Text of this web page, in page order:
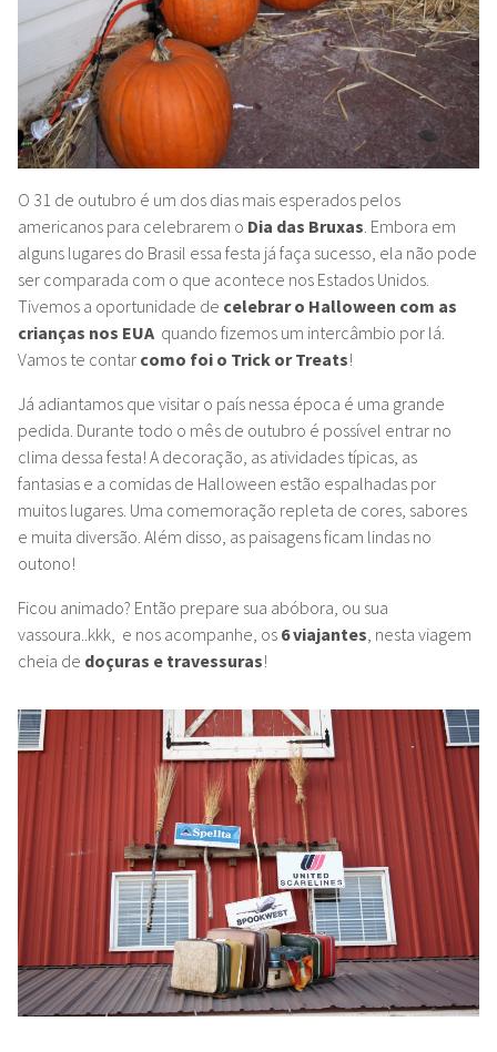
O 31 de outubro é um dos dias mais esperados pelos
americanos para celebrarem o Dia das Bruxas . Embora em
alguns lugares do Brasil essa festa já faça sucesso, ela não pode
ser comparada com o que acontece nos Estados Unidos.
Tivemos a oportunidade de celebrar o Halloween com as
crianças nos EUA quando fizemos um intercâmbio por lá.
Vamos te contar como foi o Trick or Treats!
Já adiantamos que visitar o país nessa época é uma grande
pedida. Durante todo o mês de outubro é possível entrar no
clima dessa festa! A decoração, as atividades típicas, as
fantasias e a comidas de Halloween estão espalhadas por
muitos lugares. Uma comemoração repleta de cores, sabores
e muita diversão. Além disso, as paisagens ficam lindas no
outono!
Ficou animado? Então prepare sua abóbora, ou sua
vassoura..kkk, e nos acompanhe, os 6 viajantes , nesta viagem
cheia de doçuras e travessuras!